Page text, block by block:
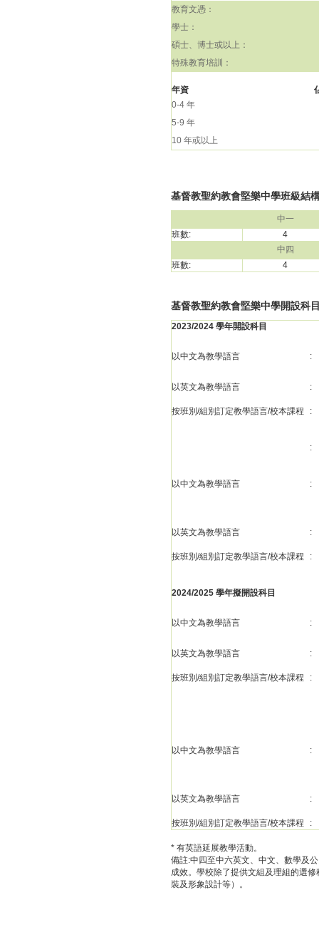
教育文憑：
學士：
碩士、博士或以上：
特殊教育培訓：
年資
0-4 年
5-9 年
10 年或以上
基督教聖約教會堅樂中學班級結
中一
班數:
4
中四
班數:
4
基督教聖約教會堅樂中學開設科
2023/2024 學年開設科目
以中文為教學語言 :
以英文為教學語言 :
按班別/組別訂定教學語言/校本課程 :
:
以中文為教學語言 :
以英文為教學語言 :
按班別/組別訂定教學語言/校本課程 :
2024/2025 學年擬開設科目
以中文為教學語言 :
以英文為教學語言 :
按班別/組別訂定教學語言/校本課程 :
以中文為教學語言 :
以英文為教學語言 :
按班別/組別訂定教學語言/校本課程 :
* 有英語延展教學活動。
備註:中四至中六英文、中文、數學及
成效。學校除了提供文組及理組的選
裝及形象設計等）。